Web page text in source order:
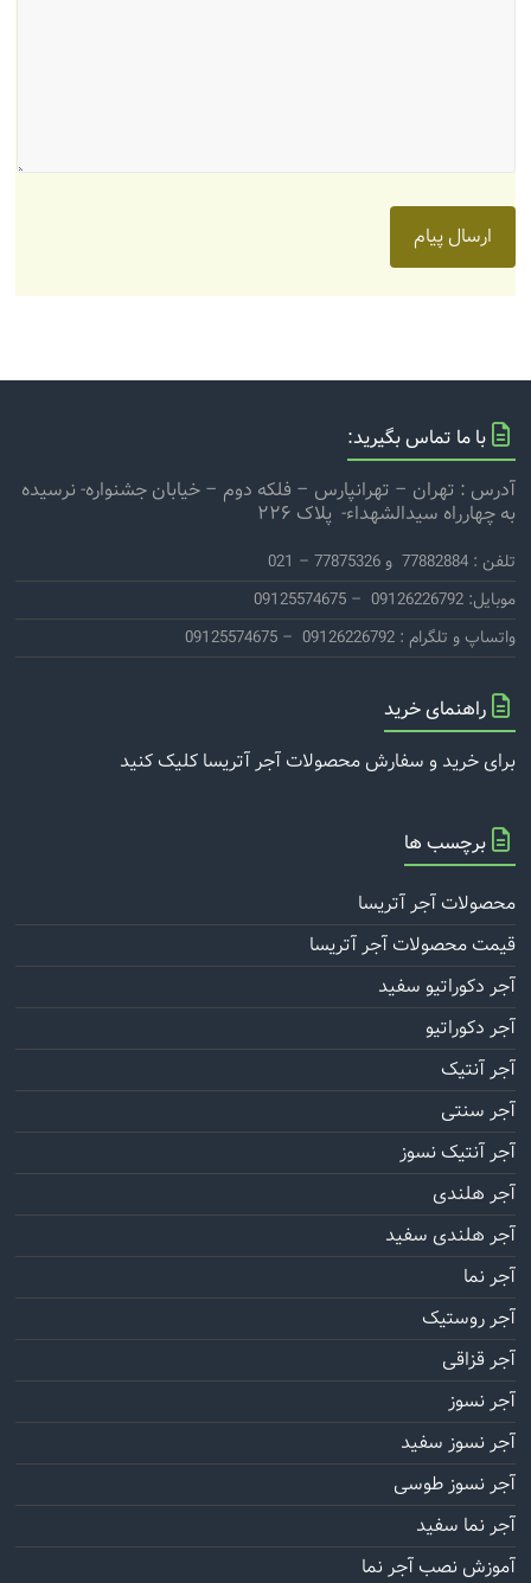
با ما تماس بگیرید:
آدرس : تهران – تهرانپارس – فلکه دوم – خیابان جشنواره- نرسیده
به چهارراه سیدالشهداء- پلاک ۲۲۶
تلفن : 77882884 و 77875326 – 021
موبایل: 09126226792 – 09125574675
واتساپ و تلگرام : 09126226792 – 09125574675
راهنمای خرید
برای خرید و سفارش محصولات آجر آتریسا کلیک کنید
برچسب ها
محصولات آجر آتریسا
قیمت محصولات آجر آتریسا
آجر دکوراتیو سفید
آجر دکوراتیو
آجر آنتیک
آجر سنتی
آجر آنتیک نسوز
آجر هلندی
آجر هلندی سفید
آجر نما
آجر روستیک
آجر قزاقی
آجر نسوز
آجر نسوز سفید
آجر نسوز طوسی
آجر نما سفید
آموزش نصب آجر نما